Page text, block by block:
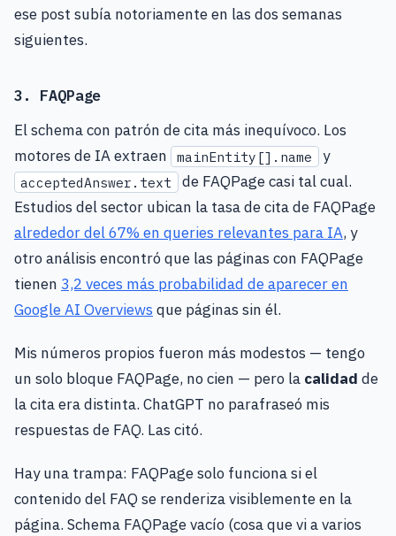
ese post subía notoriamente en las dos semanas
siguientes.
3. FAQPage
El schema con patrón de cita más inequívoco. Los
motores de IA extraen
mainEntity[].name y
acceptedAnswer.text
de FAQPage casi tal cual.
Estudios del sector ubican la tasa de cita de FAQPage
alrededor del 67% en queries relevantes para IA, y
otro análisis encontró que las páginas con FAQPage
tienen 3,2 veces más probabilidad de aparecer en
Google AI Overviews que páginas sin él.
Mis números propios fueron más modestos — tengo
un solo bloque FAQPage, no cien — pero la calidad de
la cita era distinta. ChatGPT no parafraseó mis
respuestas de FAQ. Las citó.
Hay una trampa: FAQPage solo funciona si el
contenido del FAQ se renderiza visiblemente en la
página. Schema FAQPage vacío (cosa que vi a varios